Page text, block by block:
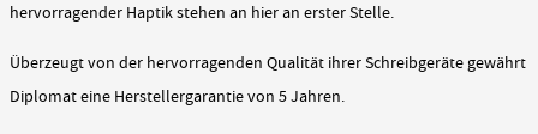
hervorragender Haptik stehen an hier an erster Stelle.
Überzeugt von der hervorragenden Qualität ihrer Schreibgeräte gewährt
Diplomat eine Herstellergarantie von 5 Jahren.